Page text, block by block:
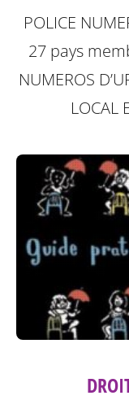
POLICE
27 pays
NUMEROS
LOCAL